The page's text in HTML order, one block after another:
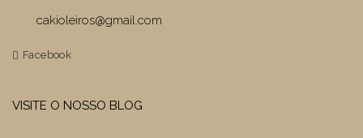
cakioleiros@gmail.com
Facebook
VISITE O NOSSO BLOG